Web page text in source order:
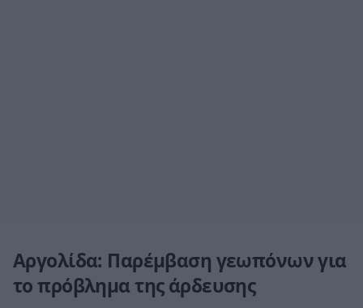
Αργολίδα: Παρέμβαση γεωπόνων για
το πρόβλημα της άρδευσης